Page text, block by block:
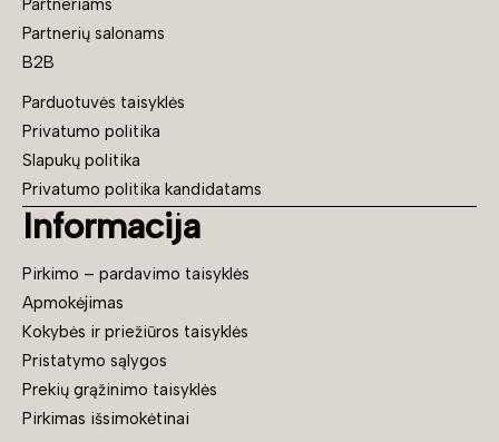
Partneriams
Partnerių salonams
B2B
Parduotuvės taisyklės
Privatumo politika
Slapukų politika
Privatumo politika kandidatams
Informacija
Pirkimo – pardavimo taisyklės
Apmokėjimas
Kokybės ir priežiūros taisyklės
Pristatymo sąlygos
Prekių grąžinimo taisyklės
Pirkimas išsimokėtinai